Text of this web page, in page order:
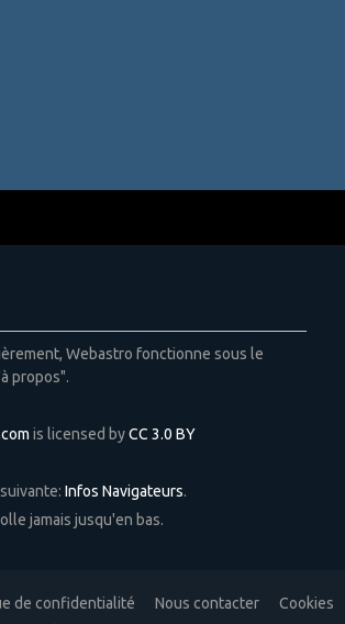
Webastro fonctionne sous le
propos".
is licensed byCC 3.0 BY
Infos Navigateurs.
jamais jusqu'en bas.
de confidentialité Nous contacter Cookies